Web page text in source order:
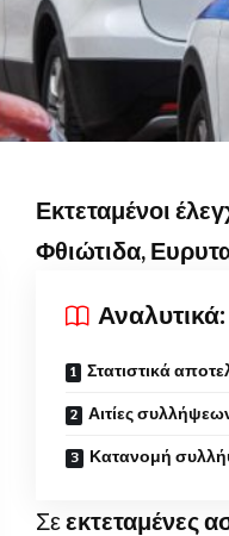
Εκτεταμένοι
Φθιώτιδα,
Αναλυτικά:
Στατιστικά
Αιτίες
Κατανομή
Σε εκτεταμένες